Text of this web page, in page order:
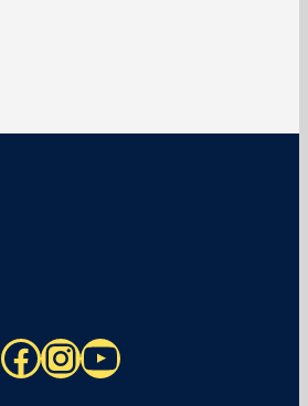
Facebook
Instagram
YouTube